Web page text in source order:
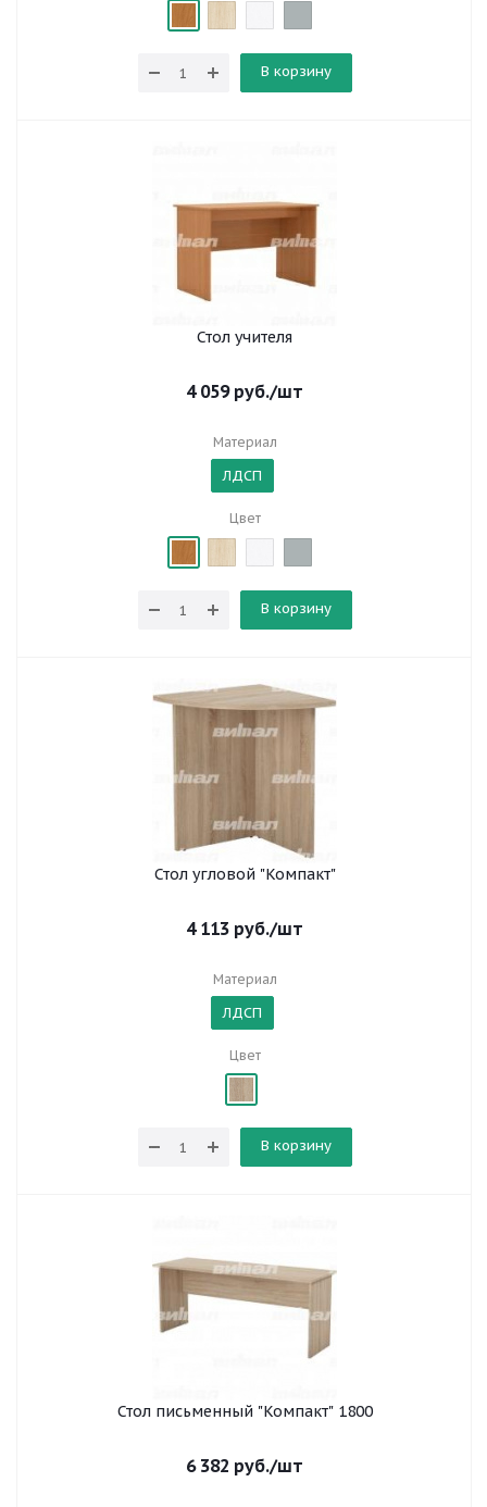
В корзину
Стол учителя
4 059руб./шт
Материал
ЛДСП
Цвет
В корзину
Стол угловой "Компакт"
4 113 руб./шт
Материал
ЛДСП
Цвет
В корзину
Стол письменный "Компакт" 1800
6 382 руб./шт